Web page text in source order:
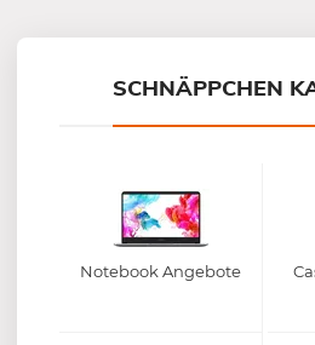
SCHNÄPPCHEN
Notebook Angebote